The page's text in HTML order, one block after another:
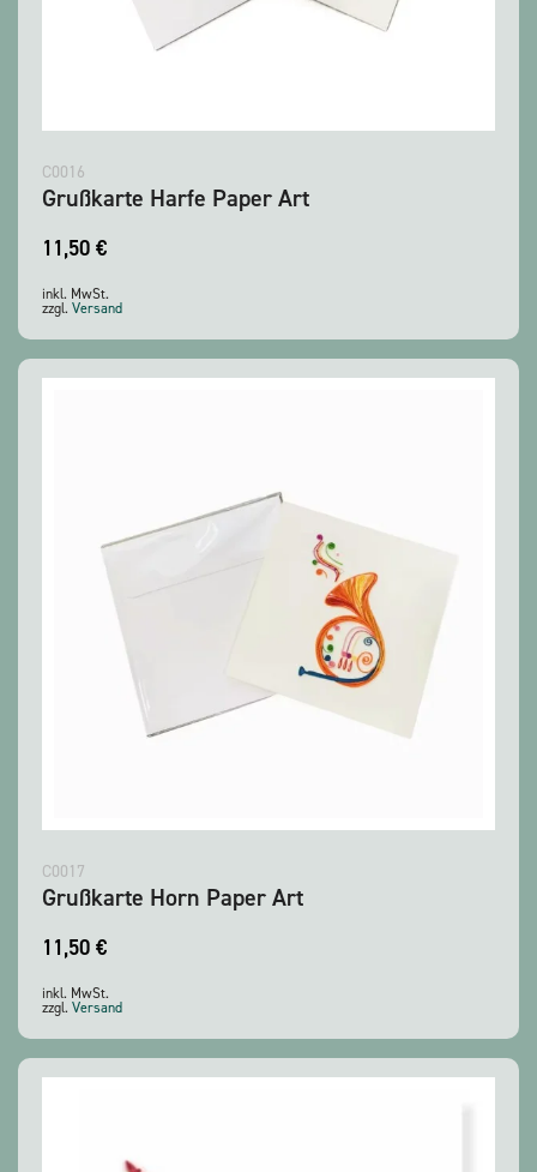
C0016
Grußkarte Harfe Paper Art
11,50 €
inkl. MwSt.
zzgl. Versand
C0017
Grußkarte Horn Paper Art
11,50 €
inkl. MwSt.
zzgl. Versand